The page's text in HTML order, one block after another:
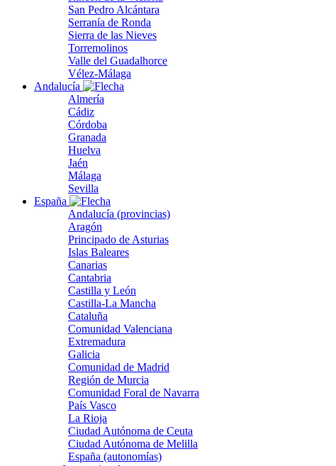
San Pedro Alcántara
Serranía de Ronda
Sierra de las Nieves
Torremolinos
Valle del Guadalhorce
Vélez-Málaga
Andalucía
Almería
Cádiz
Córdoba
Granada
Huelva
Jaén
Málaga
Sevilla
España
Andalucía (provincias)
Aragón
Principado de Asturias
Islas Baleares
Canarias
Cantabria
Castilla y León
Castilla-La Mancha
Cataluña
Comunidad Valenciana
Extremadura
Galicia
Comunidad de Madrid
Región de Murcia
Comunidad Foral de Navarra
País Vasco
La Rioja
Ciudad Autónoma de Ceuta
Ciudad Autónoma de Melilla
España (autonomías)